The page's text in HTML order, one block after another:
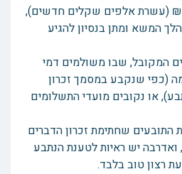
צ'ק פקדון על סך 10,000 ₪ (עשרת אלפים שקלים חדשים),
המשא ומתן בנסיון להגיע
המקובל, שבו משולמים דמי
(כפי שנקבע במסמך זכרון
או נקובים מועדי התשלומים
התובעים שחתימת זכרון הדברים
ואדרבה יש ראיות לטענת הנתבע
רצון טוב בלבד.